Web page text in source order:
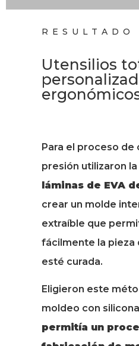
RESULTADO
Utensilios
Para el proceso
presión utilizaron
láminas de EVA
crear un molde
extraíble que
fácilmente la pieza
esté curada.
Eligieron este
moldeo con
permitía un